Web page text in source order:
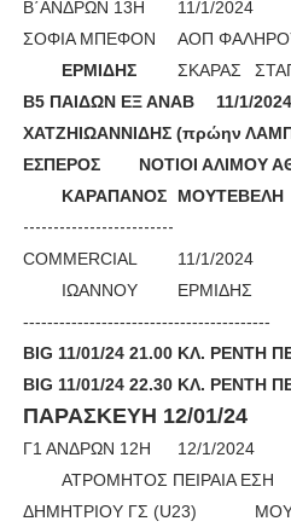
Β΄ΑΝΔΡΩΝ 13Η
11/1/2024
ΣΟΦΙΑ ΜΠΕΦΟΝ
ΑΟΠ
ΕΡΜΙΔΗΣ
ΣΚΑΡΑΣ
Β5 ΠΑΙΔΩΝ ΕΞ ΑΝΑΒ
11/1/2024
ΧΑΤΖΗΙΩΑΝΝΙΔΗΣ (πρώην
ΕΣΠΕΡΟΣ
ΝΟΤΙΟΙ ΑΛΙΜΟΥ
ΚΑΡΑΠΑΝΟΣ
ΜΟΥΤΕΒΕΛΗ
-------------------------
COMΜERCIAL
11/1/2024
ΙΩΑΝΝΟΥ
ΕΡΜΙΔΗΣ
-----------------------------------------
BIG 11/01/24 21.00 KΛ. ΡΕΝΤΗ
BIG 11/01/24 22.30 KΛ. ΡΕΝΤΗ
ΠΑΡΑΣΚΕΥΗ 12/01/24
Γ1 ΑΝΔΡΩΝ 12Η 12/1/2024
ΑΤΡΟΜΗΤΟΣ ΠΕΙΡΑΙΑ ΕΣΗ
ΔΗΜΗΤΡΙΟΥ ΓΣ (U23)